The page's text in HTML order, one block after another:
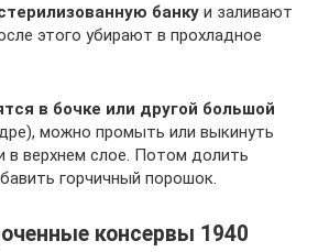
банку и заливают
этого убирают в прохладное
в бочке или другой большой
можно промыть или выкинуть
в верхнем слое. Потом долить
горчичный порошок.
консервы 1940